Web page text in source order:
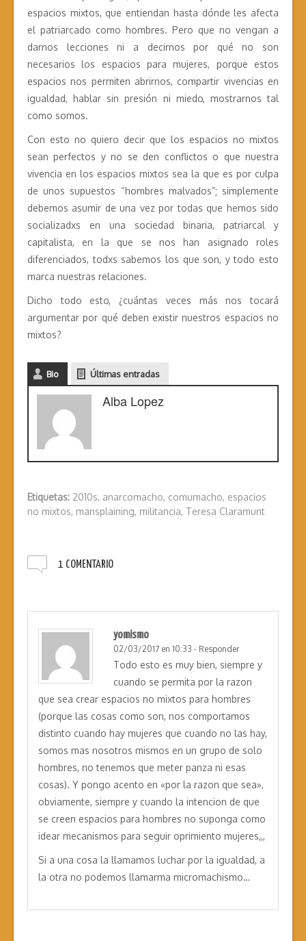
espacios mixtos, que entiendan hasta dónde les afecta
el patriarcado como hombres. Pero que no vengan a
darnos lecciones ni a decirnos por qué no son
necesarios los espacios para mujeres, porque estos
espacios nos permiten abrirnos, compartir vivencias en
igualdad, hablar sin presión ni miedo, mostrarnos tal
como somos.
Con esto no quiero decir que los espacios no mixtos
sean perfectos y no se den conflictos o que nuestra
vivencia en los espacios mixtos sea la que es por culpa
de unos supuestos “hombres malvados”; simplemente
debemos asumir de una vez por todas que hemos sido
socializadxs en una sociedad binaria, patriarcal y
capitalista, en la que se nos han asignado roles
diferenciados, todxs sabemos los que son, y todo esto
marca nuestras relaciones.
Dicho todo esto, ¿cuántas veces más nos tocará
argumentar por qué deben existir nuestros espacios no
mixtos?
Bio Últimas entradas
Alba Lopez
Etiquetas: 2010s, anarcomacho, comumacho, espacios
no mixtos, mansplaining, militancia, Teresa Claramunt
1 COMENTARIO
yomismo
02/03/2017 en 10:33 - Responder
Todo esto es muy bien, siempre y
cuando se permita por la razon
que sea crear espacios no mixtos para hombres
(porque las cosas como son, nos comportamos
distinto cuando hay mujeres que cuando no las hay,
somos mas nosotros mismos en un grupo de solo
hombres, no tenemos que meter panza ni esas
cosas). Y pongo acento en «por la razon que sea»,
obviamente, siempre y cuando la intencion de que
se creen espacios para hombres no suponga como
idear mecanismos para seguir oprimiento mujeres,,,
Si a una cosa la llamamos luchar por la igualdad, a
la otra no podemos llamarma micromachismo…